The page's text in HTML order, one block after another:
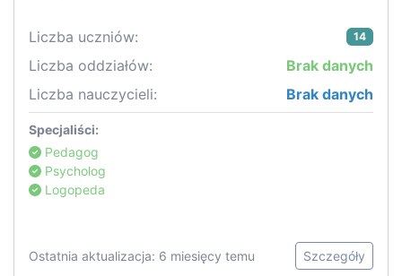
Liczba uczniów: 14
Liczba oddziałów:
Brak danych
Liczba nauczycieli:
Brak danych
Specjaliści:
Pedagog
Psycholog
Logopeda
Ostatnia aktualizacja: 6 miesięcy temu Szczegóły